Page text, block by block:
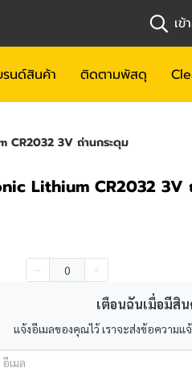
เข้
รนด์สินค้า ติดตามพัสดุ
CR2032 3V ถ่านกระดุม
Lithium CR2032 3V
เตือนฉันเมื่อมีสิน
แจ้งอีเมลของคุณไว้ เราจะส่งข้อความ